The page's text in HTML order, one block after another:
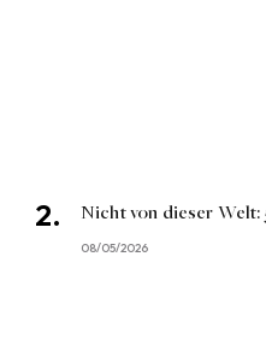
Nicht von dieser Welt:
08/05/2026